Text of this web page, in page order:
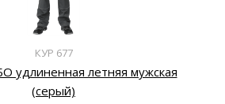
КУР 677
удлиненная летняя мужская
(серый)